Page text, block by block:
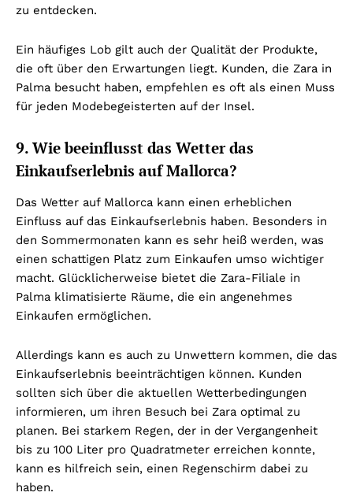
zu entdecken.
Ein häufiges Lob gilt auch der Qualität der Produkte,
die oft über den Erwartungen liegt. Kunden, die Zara in
Palma besucht haben, empfehlen es oft als einen Muss
für jeden Modebegeisterten auf der Insel.
9. Wie beeinflusst das Wetter das
Einkaufserlebnis auf Mallorca?
Das Wetter auf Mallorca kann einen erheblichen
Einfluss auf das Einkaufserlebnis haben. Besonders in
den Sommermonaten kann es sehr heiß werden, was
einen schattigen Platz zum Einkaufen umso wichtiger
macht. Glücklicherweise bietet die Zara-Filiale in
Palma klimatisierte Räume, die ein angenehmes
Einkaufen ermöglichen.
Allerdings kann es auch zu Unwettern kommen, die das
Einkaufserlebnis beeinträchtigen können. Kunden
sollten sich über die aktuellen Wetterbedingungen
informieren, um ihren Besuch bei Zara optimal zu
planen. Bei starkem Regen, der in der Vergangenheit
bis zu 100 Liter pro Quadratmeter erreichen konnte,
kann es hilfreich sein, einen Regenschirm dabei zu
haben.